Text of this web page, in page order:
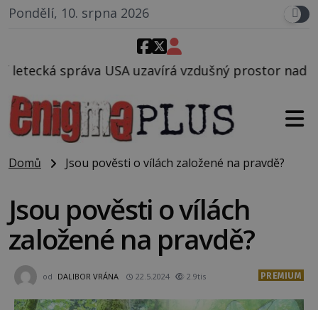
Pondělí, 10. srpna 2026
vzdušný prostor nad Oblastí 51, mohlo to
Domů Jsou pověsti o vílách založené na pravdě?
Jsou pověsti o vílách
založené na pravdě?
od DALIBOR VRÁNA 22.5.2024 2.9tis PREMIUM